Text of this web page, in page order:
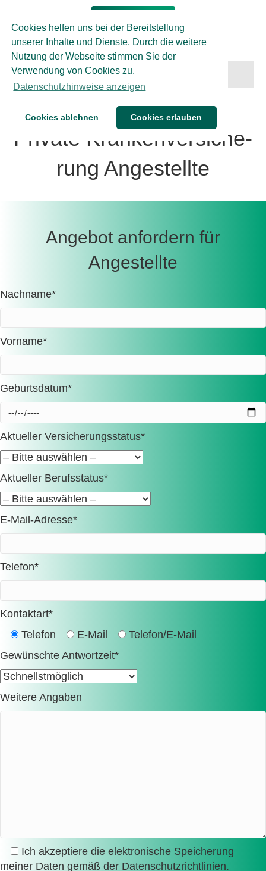
Cookies helfen uns bei der Bereitstellung
unserer Inhalte und Dienste. Durch die weitere
Nutzung der Webseite stimmen Sie der
Verwendung von Cookies zu.
Datenschutzhinweise anzeigen
Cookies ablehnen Cookies erlauben
Menü
Private Kran­ken­ver­si­che­
rung Angestellte
Angebot anfordern für
Angestellte
Nachname*
Vorname*
Geburtsdatum*
Aktueller Versicherungsstatus*
Aktueller Berufsstatus*
E-Mail-Adresse*
Telefon*
Kontaktart*
Telefon
E-Mail
Telefon/E-Mail
Gewünschte Antwortzeit*
Weitere Angaben
Ich akzeptiere die elektronische Speicherung
meiner Daten gemäß der Datenschutzrichtlinien.